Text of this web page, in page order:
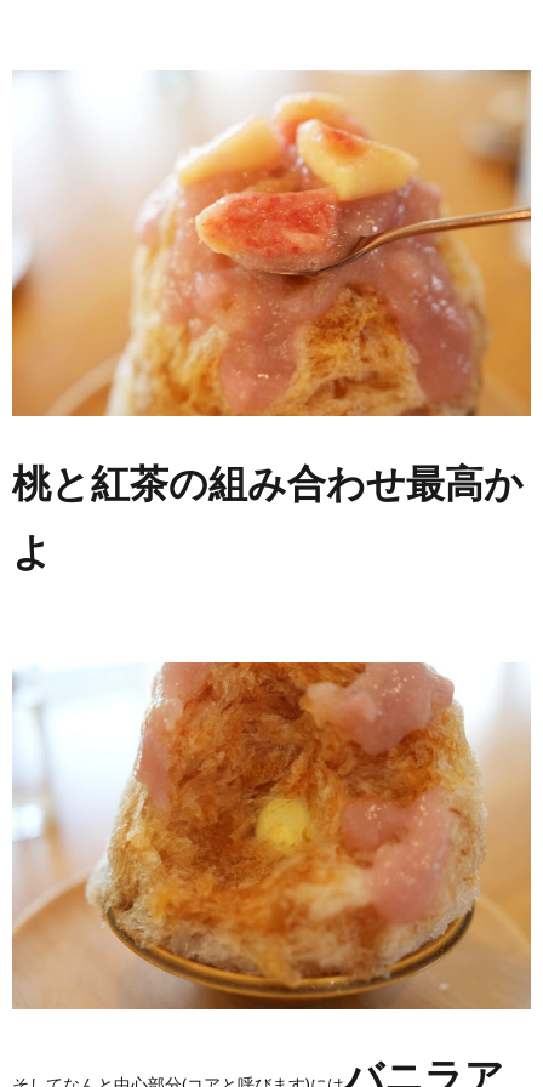
桃と紅茶の組み合わせ最高か
よ
バニラア